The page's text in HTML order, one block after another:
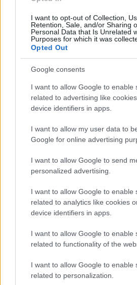
I want to opt-out of Collection,
Retention, Sale, and/or Sharing
Personal Data that Is Unrelated
Purposes for which it was
Opted Out
Google consents
I want to allow Google to enable
related to advertising like
device identifiers in apps.
I want to allow my user data to
Google for online advertising
I want to allow Google to send
personalized advertising.
I want to allow Google to enable
related to analytics like cookies
device identifiers in apps.
I want to allow Google to enable
related to functionality of the
I want to allow Google to enable
related to personalization.
Saznaj više
29.08.17. 14:14
TITANIK: Tužna sudbina
čamcu za spašavanje!